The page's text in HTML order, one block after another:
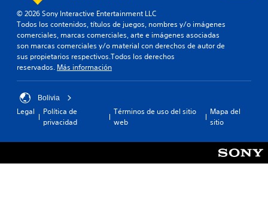
© 2026 Sony Interactive Entertainment LLC
Todos los contenidos, títulos de juegos, nombres y/o imágenes
comerciales, marcas comerciales, arte e imágenes asociadas
son marcas comerciales y/o material con derechos de autor de
sus propietarios respectivos.Todos los derechos
reservados. Más información
Bolivia
Legal
Política de
privacidad
Términos de uso del sitio
web
Mapa del
sitio